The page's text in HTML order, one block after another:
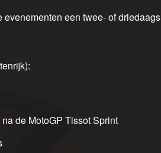
een twee- of driedaags
de MotoGP Tissot Sprint